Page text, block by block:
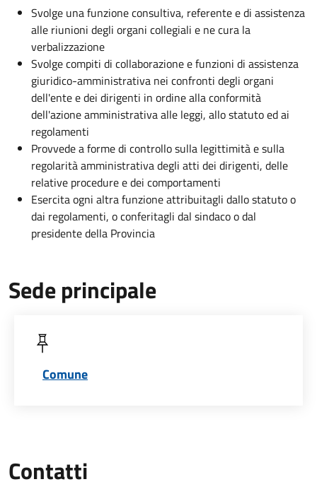
Svolge una funzione consultiva, referente e di assistenza
alle riunioni degli organi collegiali e ne cura la
verbalizzazione
Svolge compiti di collaborazione e funzioni di assistenza
giuridico-amministrativa nei confronti degli organi
dell'ente e dei dirigenti in ordine alla conformità
dell'azione amministrativa alle leggi, allo statuto ed ai
regolamenti
Provvede a forme di controllo sulla legittimità e sulla
regolarità amministrativa degli atti dei dirigenti, delle
relative procedure e dei comportamenti
Esercita ogni altra funzione attribuitagli dallo statuto o
dai regolamenti, o conferitagli dal sindaco o dal
presidente della Provincia
Sede principale
Comune
Contatti